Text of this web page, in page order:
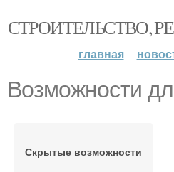
СТРОИТЕЛЬСТВО,
главная
Возможности
Скрытые возможности